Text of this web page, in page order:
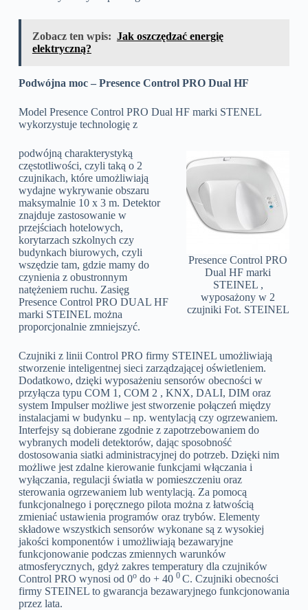
Zobacz ten wpis: Jak oszczędzać energię
elektryczną?
Podwójna moc – Presence Control PRO Dual HF
Model Presence Control PRO Dual HF marki STENEL
wykorzystuje technologię z
Presence Control PRO
Dual HF marki
STEINEL ,
wyposażony w 2
czujniki Fot. STEINEL
podwójną charakterystyką
częstotliwości, czyli taką o 2
czujnikach, które umożliwiają
wydajne wykrywanie obszaru
maksymalnie 10 x 3 m. Detektor
znajduje zastosowanie w
przejściach hotelowych,
korytarzach szkolnych czy
budynkach biurowych, czyli
wszędzie tam, gdzie mamy do
czynienia z obustronnym
natężeniem ruchu. Zasięg
Presence Control PRO DUAL HF
marki STEINEL można
proporcjonalnie zmniejszyć.
Czujniki z linii Control PRO firmy STEINEL umożliwiają
stworzenie inteligentnej sieci zarządzającej oświetleniem.
Dodatkowo, dzięki wyposażeniu sensorów obecności w
przyłącza typu COM 1, COM 2 , KNX, DALI, DIM oraz
system Impulser możliwe jest stworzenie połączeń między
instalacjami w budynku – np. wentylacją czy ogrzewaniem.
Interfejsy są dobierane zgodnie z zapotrzebowaniem do
wybranych modeli detektorów, dając sposobność
dostosowania siatki administracyjnej do potrzeb. Dzięki nim
możliwe jest zdalne kierowanie funkcjami włączania i
wyłączania, regulacji światła w pomieszczeniu oraz
sterowania ogrzewaniem lub wentylacją. Za pomocą
funkcjonalnego i poręcznego pilota można z łatwością
zmieniać ustawienia programów oraz trybów. Elementy
składowe wszystkich sensorów wykonane są z wysokiej
jakości komponentów i umożliwiają bezawaryjne
funkcjonowanie podczas zmiennych warunków
atmosferycznych, gdyż zakres temperatury dla czujników
Control PRO wynosi od 0odo + 40 0 C. Czujniki obecności
firmy STEINEL to gwarancja bezawaryjnego funkcjonowania
przez lata.